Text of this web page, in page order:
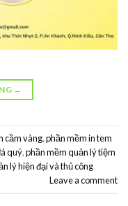
→
cầm vàng,phần mềm in tem
quý,phần mềm quản lý tiệm
lý hiện đại và thủ công
Leave a comment